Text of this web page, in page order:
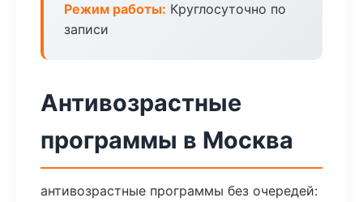
Режим работы: Круглосуточно по
записи
Антивозрастные
программы в Москва
антивозрастные программы без очередей: